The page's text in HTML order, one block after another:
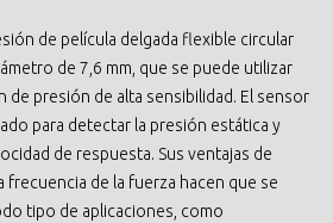
de película delgada flexible circular
de 7,6 mm, que se puede utilizar
de presión de alta sensibilidad. El sensor
para detectar la presión estática y
de respuesta. Sus ventajas de
frecuencia de la fuerza hacen que se
tipo de aplicaciones, como